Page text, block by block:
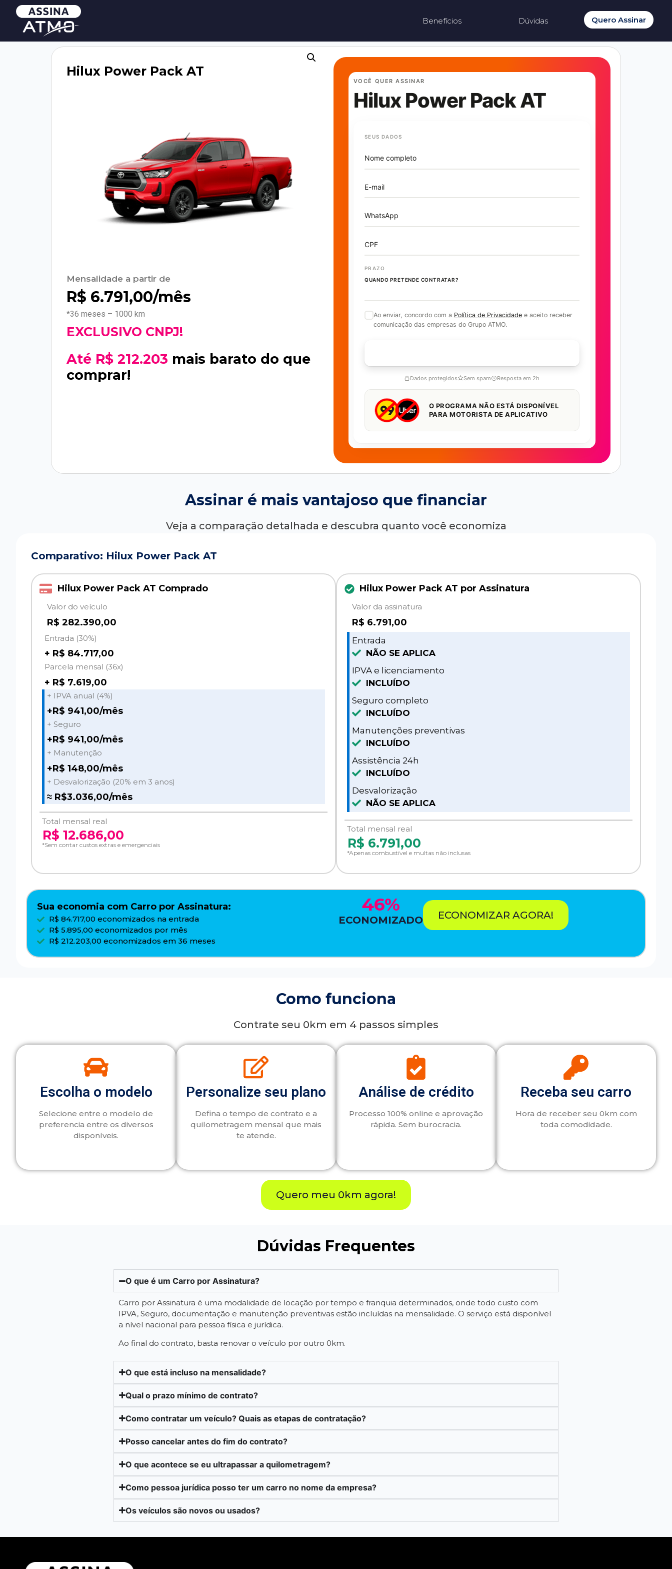
Dúvidas
Benefícios Quero Assinar
Hilux Power Pack AT
Mensalidade a partir de
R$ 6.791,00/mês
*36 meses – 1000 km
EXCLUSIVO CNPJ!
Até R$ 212.203 mais barato do que
comprar!
VOCÊ QUER ASSINAR
Hilux Power Pack AT
SEUS DADOS
Nome completo
E-mail
WhatsApp
CPF
PRAZO
QUANDO PRETENDE CONTRATAR?
Ao enviar, concordo com a Política de Privacidadee aceito receber
comunicação das empresas do Grupo ATMO.
Dados protegidos Sem spam Resposta em 2h
O PROGRAMA NÃO ESTÁ DISPONÍVEL
PARA MOTORISTA DE APLICATIVO
Assinar é mais vantajoso que financiar
Veja a comparação detalhada e descubra quanto você economiza
Comparativo: Hilux Power Pack AT
Hilux Power Pack AT Comprado
Valor do veículo
R$ 282.390,00
Entrada (30%)
+ R$ 84.717,00
Parcela mensal (36x)
+ R$ 7.619,00
+ IPVA anual (4%)
+R$ 941,00/mês
+ Seguro
+R$ 941,00/mês
+ Manutenção
+R$ 148,00/mês
+ Desvalorização (20% em 3 anos)
≈ R$3.036,00/mês
Total mensal real
R$ 12.686,00
*Sem contar custos extras e emergenciais
Hilux Power Pack AT por Assinatura
Valor da assinatura
R$ 6.791,00
Entrada
NÃO SE APLICA
IPVA e licenciamento
INCLUÍDO
Seguro completo
INCLUÍDO
Manutenções preventivas
INCLUÍDO
Assistência 24h
INCLUÍDO
Desvalorização
NÃO SE APLICA
Total mensal real
R$ 6.791,00
*Apenas combustível e multas não inclusas
Sua economia com Carro por Assinatura:
R$ 84.717,00 economizados na entrada
R$ 5.895,00 economizados por mês
R$ 212.203,00 economizados em 36 meses
46%
ECONOMIZADO ECONOMIZAR AGORA!
Como funciona
Contrate seu 0km em 4 passos simples
Escolha o modelo
Selecione entre o modelo de
preferencia entre os diversos
disponíveis.
Personalize seu plano
Defina o tempo de contrato e a
quilometragem mensal que mais
te atende.
Análise de crédito
Processo 100% online e aprovação
rápida. Sem burocracia.
Receba seu carro
Hora de receber seu 0km com
toda comodidade.
Quero meu 0km agora!
Dúvidas Frequentes
O que é um Carro por Assinatura?
Carro por Assinatura é uma modalidade de locação por tempo e franquia determinados, onde todo custo com
IPVA, Seguro, documentação e manutenção preventivas estão incluídas na mensalidade. O serviço está disponível
a nível nacional para pessoa física e jurídica.
Ao final do contrato, basta renovar o veículo por outro 0km.
O que está incluso na mensalidade?
Qual o prazo mínimo de contrato?
Como contratar um veículo? Quais as etapas de contratação?
Posso cancelar antes do fim do contrato?
O que acontece se eu ultrapassar a quilometragem?
Como pessoa jurídica posso ter um carro no nome da empresa?
Os veículos são novos ou usados?